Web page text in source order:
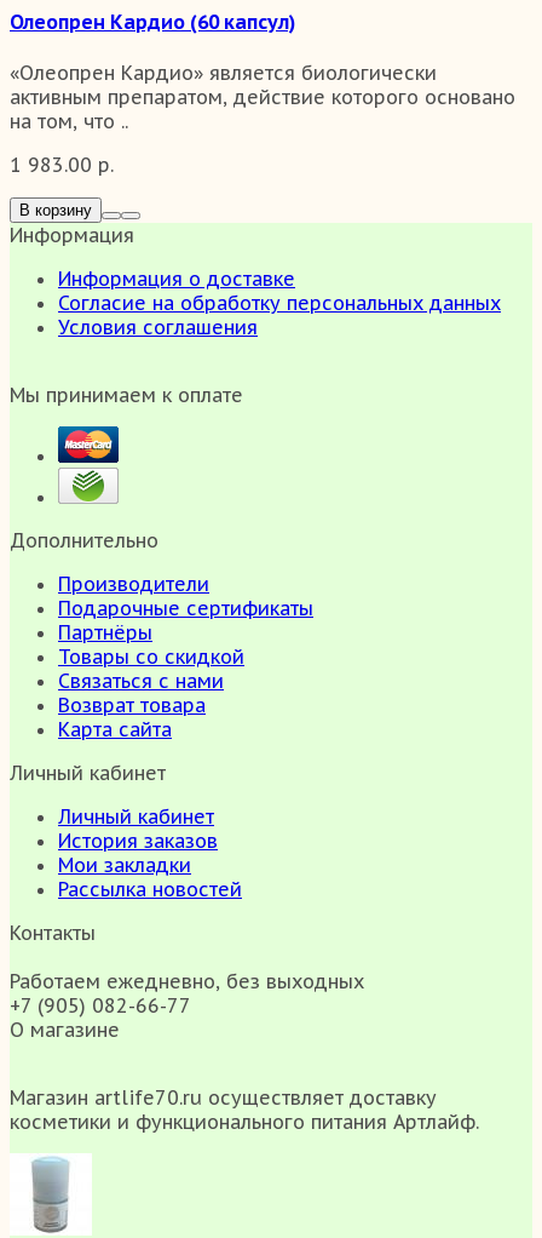
Олеопрен Кардио (60 капсул)
«Олеопрен Кардио» является биологически
активным препаратом, действие которого основано
на том, что ..
1 983.00 р.
В корзину
Информация
Информация о доставке
Согласие на обработку персональных данных
Условия соглашения
Мы принимаем к оплате
Дополнительно
Производители
Подарочные сертификаты
Партнёры
Товары со скидкой
Связаться с нами
Возврат товара
Карта сайта
Личный кабинет
Личный кабинет
История заказов
Мои закладки
Рассылка новостей
Контакты
Работаем ежедневно, без выходных
+7 (905) 082-66-77
О магазине
Магазин artlife70.ru осуществляет доставку
косметики и функционального питания Артлайф.